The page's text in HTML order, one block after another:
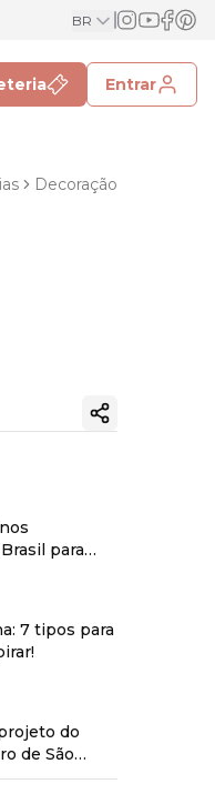
BR
Entrar
Decoração
Copiar link
para
7 tipos para
do
de São